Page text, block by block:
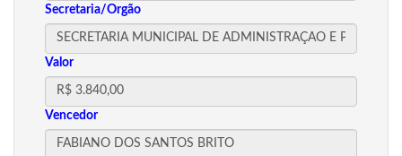
Secretaria/Orgão
Valor
Vencedor